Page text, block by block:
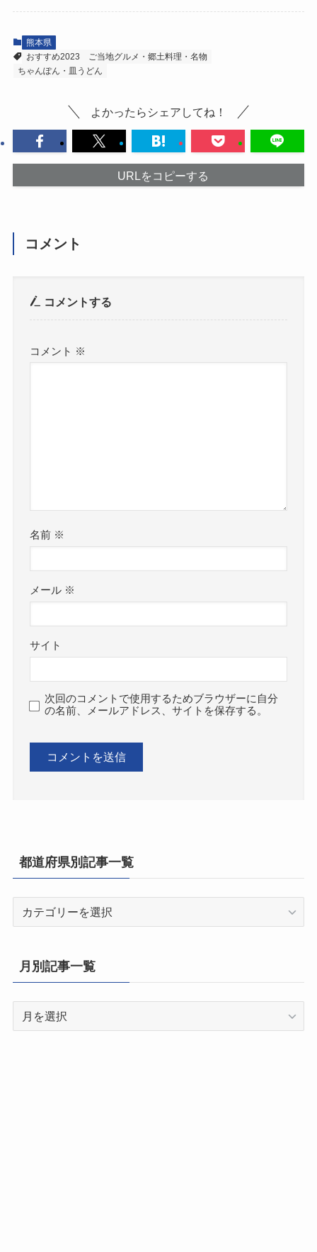
熊本県
おすすめ2023
ご当地グルメ・郷土料理・名物
ちゃんぽん・皿うどん
よかったらシェアしてね！
URLをコピーする
コメント
コメントする
コメント ※
名前 ※
メール ※
サイト
次回のコメントで使用するためブラウザーに自分
の名前、メールアドレス、サイトを保存する。
都道府県別記事一覧
県
別
一
月別記事一覧